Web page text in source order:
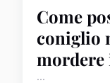
Come
coniglio
mordere
...